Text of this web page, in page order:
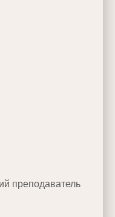
преподаватель